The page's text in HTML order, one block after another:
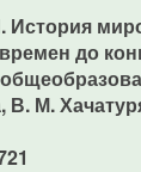
История
до
В. М.